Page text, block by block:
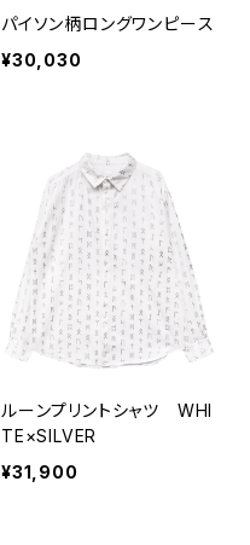
パイソン柄ロングワンピース
¥30,030
ルーンプリントシャツ WHI
TE×SILVER
¥31,900